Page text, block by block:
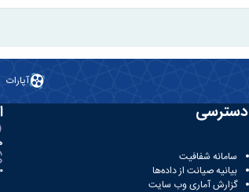
آپارات
دسترسی
سامانه شفافیت
بیانیه صیانت از داده‌ها
گزارش آماری وب‌ سایت